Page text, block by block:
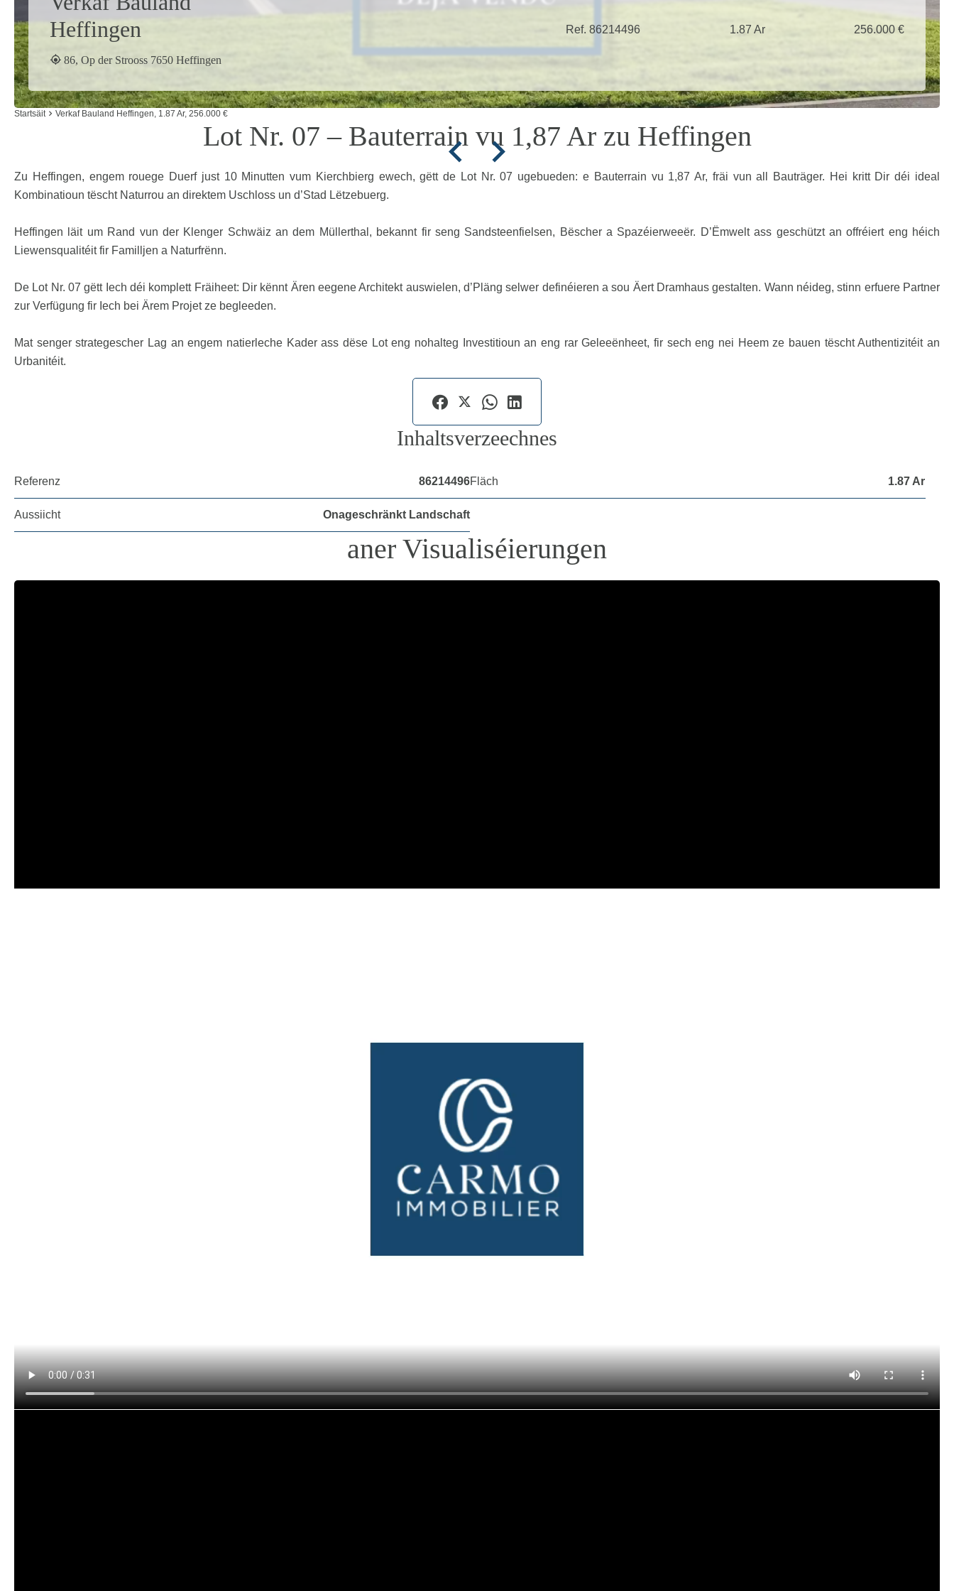
Heffingen
86, Op der Strooss 7650 Heffingen
Ref. 86214496 1.87 Ar 256.000 €
Startsäit Verkaf Bauland Heffingen, 1.87 Ar, 256.000 €
Lot Nr. 07 – Bauterrain vu 1,87 Ar zu Heffingen
Zu Heffingen, engem rouege Duerf just 10 Minutten vum Kierchbierg ewech, gëtt de Lot Nr. 07 ugebueden: e Bauterrain vu 1,87 Ar, fräi vun all Bauträger. Hei kritt Dir déi ideal
Kombinatioun tëscht Naturrou an direktem Uschloss un d’Stad Lëtzebuerg.
Heffingen läit um Rand vun der Klenger Schwäiz an dem Müllerthal, bekannt fir seng Sandsteenfielsen, Bëscher a Spazéierweeër. D’Ëmwelt ass geschützt an offréiert eng héich
Liewensqualitéit fir Familljen a Naturfrënn.
De Lot Nr. 07 gëtt Iech déi komplett Fräiheet: Dir kënnt Ären eegene Architekt auswielen, d’Pläng selwer definéieren a sou Äert Dramhaus gestalten. Wann néideg, stinn erfuere Partner
zur Verfügung fir Iech bei Ärem Projet ze begleeden.
Mat senger strategescher Lag an engem natierleche Kader ass dëse Lot eng nohalteg Investitioun an eng rar Geleeënheet, fir sech eng nei Heem ze bauen tëscht Authentizitéit an
Urbanitéit.
Inhaltsverzeechnes
Referenz 86214496Fläch 1.87 Ar
Aussiicht Onageschränkt Landschaft
aner Visualiséierungen